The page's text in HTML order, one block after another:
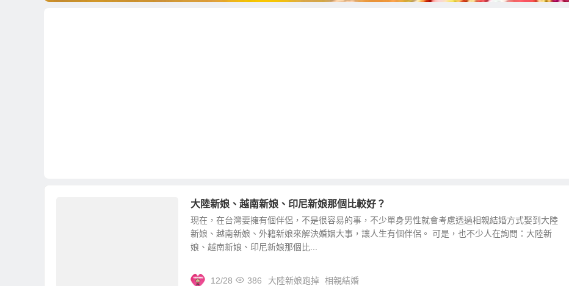
大陸新娘、越南新娘、印尼新娘那個比較好？
現在，在台灣要擁有個伴侶，不是很容易的事，不少單身男性就會考慮透過相親結婚方式娶到大陸
新娘、越南新娘、外籍新娘來解決婚姻大事，讓人生有個伴侶。 可是，也不少人在詢問：大陸新
娘、越南新娘、印尼新娘那個比...
12/28 386 大陸新娘跑掉 相親結婚